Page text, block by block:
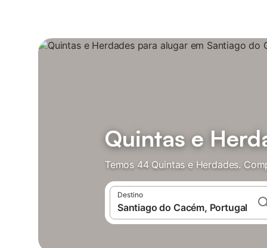
Quintas e
Temos 44 Quintas e Herdades.
Destino